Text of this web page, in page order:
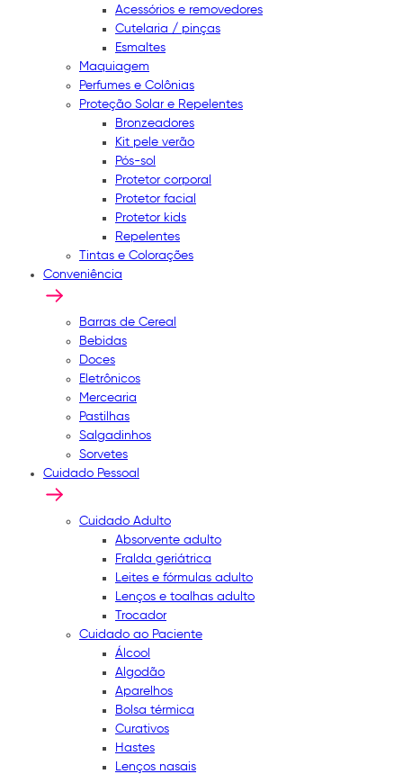
Acessórios e removedores
Cutelaria / pinças
Esmaltes
Maquiagem
Perfumes e Colônias
Proteção Solar e Repelentes
Bronzeadores
Kit pele verão
Pós-sol
Protetor corporal
Protetor facial
Protetor kids
Repelentes
Tintas e Colorações
Conveniência
Barras de Cereal
Bebidas
Doces
Eletrônicos
Mercearia
Pastilhas
Salgadinhos
Sorvetes
Cuidado Pessoal
Cuidado Adulto
Absorvente adulto
Fralda geriátrica
Leites e fórmulas adulto
Lenços e toalhas adulto
Trocador
Cuidado ao Paciente
Álcool
Algodão
Aparelhos
Bolsa térmica
Curativos
Hastes
Lenços nasais